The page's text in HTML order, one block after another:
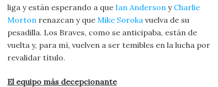
liga y están esperando a que Ian Anderson y Charlie
Morton renazcan y que Mike Soroka vuelva de su
pesadilla. Los Braves, como se anticipaba, están de
vuelta y, para mí, vuelven a ser temibles en la lucha por
revalidar título.
El equipo más decepcionante